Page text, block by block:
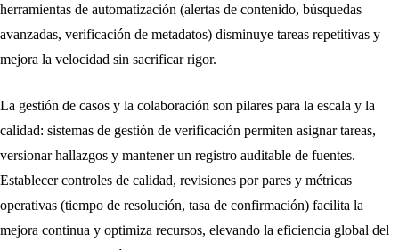
herramientas de automatización (alertas de contenido, búsquedas
avanzadas, verificación de metadatos) disminuye tareas repetitivas y
mejora la velocidad sin sacrificar rigor.
La gestión de casos y la colaboración son pilares para la escala y la
calidad: sistemas de gestión de verificación permiten asignar tareas,
versionar hallazgos y mantener un registro auditable de fuentes.
Establecer controles de calidad, revisiones por pares y métricas
operativas (tiempo de resolución, tasa de confirmación) facilita la
mejora continua y optimiza recursos, elevando la eficiencia global del